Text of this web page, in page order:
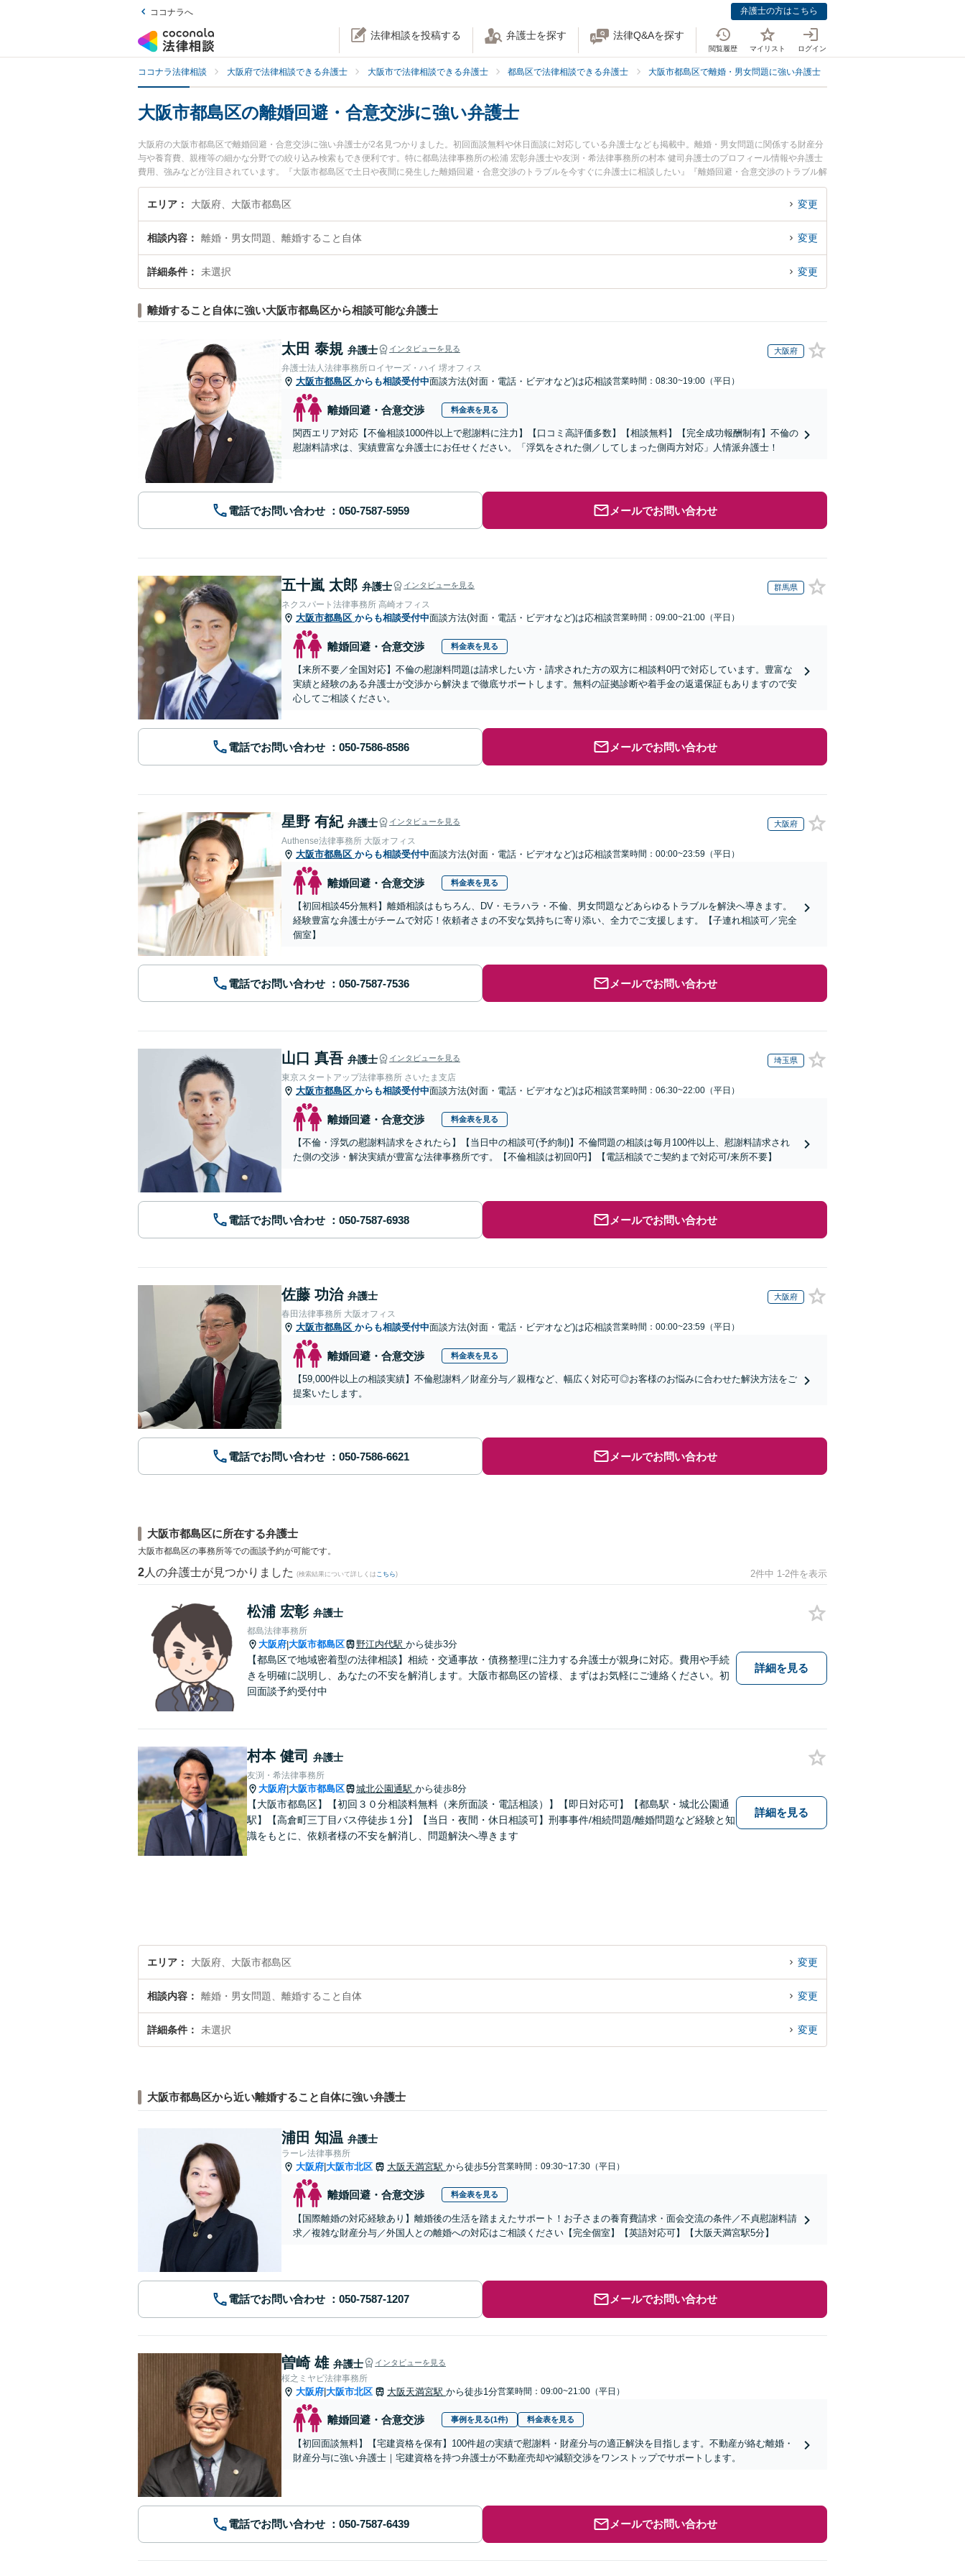
ココナラへ 弁護士の方はこちら
法律相談を投稿する 弁護士を探す 法律Q&Aを探す
閲覧履歴 マイリスト ログイン
ココナラ法律相談 大阪府で法律相談できる弁護士 大阪市で法律相談できる弁護士 都島区で法律相談できる弁護士 大阪市都島区で離婚・男女問題に強い弁護士
大阪市都島区の離婚回避・合意交渉に強い弁護士
大阪府の大阪市都島区で離婚回避・合意交渉に強い弁護士が2名見つかりました。初回面談無料や休日面談に対応している弁護士なども掲載中。離婚・男女問題に関係する財産分
与や養育費、親権等の細かな分野での絞り込み検索もでき便利です。特に都島法律事務所の松浦 宏彰弁護士や友渕・希法律事務所の村本 健司弁護士のプロフィール情報や弁護士
費用、強みなどが注目されています。『大阪市都島区で土日や夜間に発生した離婚回避・合意交渉のトラブルを今すぐに弁護士に相談したい』『離婚回避・合意交渉のトラブル解
決の実績豊富な近くの弁護士を検索したい』『初回相談無料で離婚回避・合意交渉を法律相談できる大阪市都島区内の弁護士に相談予約したい』などでお困りの相談者さんにおす
すめです。
エリア 大阪府、大阪市都島区 変更
相談内容 離婚・男女問題、離婚すること自体 変更
詳細条件 未選択 変更
離婚すること自体に強い大阪市都島区から相談可能な弁護士
太田 泰規 弁護士 インタビューを見る 大阪府
弁護士法人法律事務所ロイヤーズ・ハイ 堺オフィス
大阪市都島区 からも相談受付中面談方法(対面・電話・ビデオなど)は応相談営業時間：08:30~19:00（平日）
離婚回避・合意交渉 料金表を見る
関西エリア対応【不倫相談1000件以上で慰謝料に注力】【口コミ高評価多数】【相談無料】【完全成功報酬制有】不倫の
慰謝料請求は、実績豊富な弁護士にお任せください。「浮気をされた側／してしまった側両方対応」人情派弁護士！
電話でお問い合わせ メールでお問い合わせ
五十嵐 太郎 弁護士 インタビューを見る 群馬県
ネクスパート法律事務所 高崎オフィス
大阪市都島区 からも相談受付中面談方法(対面・電話・ビデオなど)は応相談営業時間：09:00~21:00（平日）
離婚回避・合意交渉 料金表を見る
【来所不要／全国対応】不倫の慰謝料問題は請求したい方・請求された方の双方に相談料0円で対応しています。豊富な
実績と経験のある弁護士が交渉から解決まで徹底サポートします。無料の証拠診断や着手金の返還保証もありますので安
心してご相談ください。
電話でお問い合わせ メールでお問い合わせ
星野 有紀 弁護士 インタビューを見る 大阪府
Authense法律事務所 大阪オフィス
大阪市都島区 からも相談受付中面談方法(対面・電話・ビデオなど)は応相談営業時間：00:00~23:59（平日）
離婚回避・合意交渉 料金表を見る
【初回相談45分無料】離婚相談はもちろん、DV・モラハラ・不倫、男女問題などあらゆるトラブルを解決へ導きます。
経験豊富な弁護士がチームで対応！依頼者さまの不安な気持ちに寄り添い、全力でご支援します。【子連れ相談可／完全
個室】
電話でお問い合わせ メールでお問い合わせ
山口 真吾 弁護士 インタビューを見る 埼玉県
東京スタートアップ法律事務所 さいたま支店
大阪市都島区 からも相談受付中面談方法(対面・電話・ビデオなど)は応相談営業時間：06:30~22:00（平日）
離婚回避・合意交渉 料金表を見る
【不倫・浮気の慰謝料請求をされたら】【当日中の相談可(予約制)】不倫問題の相談は毎月100件以上、慰謝料請求され
た側の交渉・解決実績が豊富な法律事務所です。【不倫相談は初回0円】【電話相談でご契約まで対応可/来所不要】
電話でお問い合わせ メールでお問い合わせ
佐藤 功治 弁護士 大阪府
春田法律事務所 大阪オフィス
大阪市都島区 からも相談受付中面談方法(対面・電話・ビデオなど)は応相談営業時間：00:00~23:59（平日）
離婚回避・合意交渉 料金表を見る
【59,000件以上の相談実績】不倫慰謝料／財産分与／親権など、幅広く対応可◎お客様のお悩みに合わせた解決方法をご
提案いたします。
電話でお問い合わせ メールでお問い合わせ
大阪市都島区に所在する弁護士
大阪市都島区の事務所等での面談予約が可能です。
2 人の弁護士が見つかりました (検索結果について詳しくは こちら) 2件中 1-2件を表示
松浦 宏彰 弁護士
都島法律事務所
大阪府|大阪市都島区 野江内代駅 から徒歩3分
【都島区で地域密着型の法律相談】相続・交通事故・債務整理に注力する弁護士が親身に対応。費用や手続
きを明確に説明し、あなたの不安を解消します。大阪市都島区の皆様、まずはお気軽にご連絡ください。初
回面談予約受付中
詳細を見る
村本 健司 弁護士
友渕・希法律事務所
大阪府|大阪市都島区 城北公園通駅 から徒歩8分
【大阪市都島区】【初回３０分相談料無料（来所面談・電話相談）】【即日対応可】【都島駅・城北公園通
駅】【高倉町三丁目バス停徒歩１分】【当日・夜間・休日相談可】刑事事件/相続問題/離婚問題など経験と知
識をもとに、依頼者様の不安を解消し、問題解決へ導きます
詳細を見る
エリア 大阪府、大阪市都島区 変更
相談内容 離婚・男女問題、離婚すること自体 変更
詳細条件 未選択 変更
大阪市都島区から近い離婚すること自体に強い弁護士
浦田 知温 弁護士
ラーレ法律事務所
大阪府 大阪市北区 大阪天満宮駅 から徒歩5分営業時間：09:30~17:30（平日）
離婚回避・合意交渉 料金表を見る
【国際離婚の対応経験あり】離婚後の生活を踏まえたサポート！お子さまの養育費請求・面会交流の条件／不貞慰謝料請
求／複雑な財産分与／外国人との離婚への対応はご相談ください【完全個室】【英語対応可】【大阪天満宮駅5分】
電話でお問い合わせ メールでお問い合わせ
曽崎 雄 弁護士 インタビューを見る
桜之ミヤビ法律事務所
大阪府 大阪市北区 大阪天満宮駅 から徒歩1分営業時間：09:00~21:00（平日）
離婚回避・合意交渉 事例を見る(1件) 料金表を見る
【初回面談無料】【宅建資格を保有】100件超の実績で慰謝料・財産分与の適正解決を目指します。不動産が絡む離婚・
財産分与に強い弁護士｜宅建資格を持つ弁護士が不動産売却や減額交渉をワンストップでサポートします。
電話でお問い合わせ メールでお問い合わせ